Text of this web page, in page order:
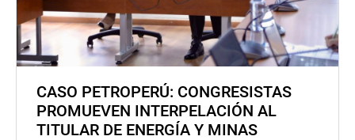
CASO PETROPERÚ: CONGRESISTAS
PROMUEVEN INTERPELACIÓN AL
TITULAR DE ENERGÍA Y MINAS